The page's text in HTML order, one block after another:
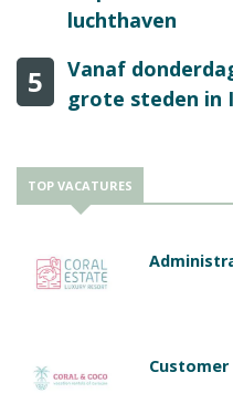
luchthaven
5
Vanaf
grote steden in
TOP VACATURES
Customer